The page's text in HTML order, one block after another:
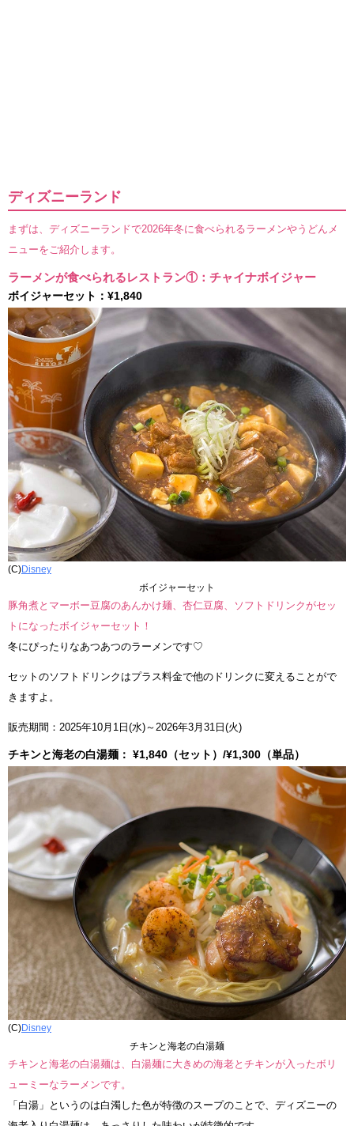
ディズニーランド
まずは、ディズニーランドで2026年冬に食べられるラーメンやうどんメ
ニューをご紹介します。
ラーメンが食べられるレストラン①：チャイナボイジャー
ボイジャーセット：¥1,840
(C)Disney
ボイジャーセット
豚角煮とマーボー豆腐のあんかけ麺、杏仁豆腐、ソフトドリンクがセッ
トになったボイジャーセット！
冬にぴったりなあつあつのラーメンです♡
セットのソフトドリンクはプラス料金で他のドリンクに変えることがで
きますよ。
販売期間：2025年10月1日(水)～2026年3月31日(火)
チキンと海老の白湯麺： ¥1,840（セット）/¥1,300（単品）
(C)Disney
チキンと海老の白湯麺
チキンと海老の白湯麺は、白湯麺に大きめの海老とチキンが入ったボリ
ューミーなラーメンです。
「白湯」というのは白濁した色が特徴のスープのことで、ディズニーの